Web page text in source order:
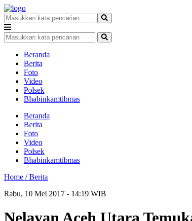
Beranda
Berita
Foto
Video
Polsek
Bhabinkamtibmas
Beranda
Berita
Foto
Video
Polsek
Bhabinkamtibmas
Home /Berita
Rabu, 10 Mei 2017 - 14:19 WIB